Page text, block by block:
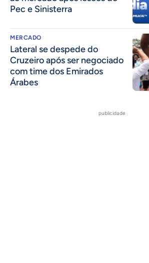
Pec e Sinisterra
MERCADO
Lateral se despede do
Cruzeiro após ser negociado
com time dos Emirados
Árabes
publicidade